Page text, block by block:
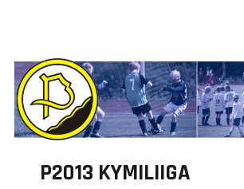
P2013 KYMILIIGA